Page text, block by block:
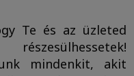
Te és az üzleted
mindenkit, akit